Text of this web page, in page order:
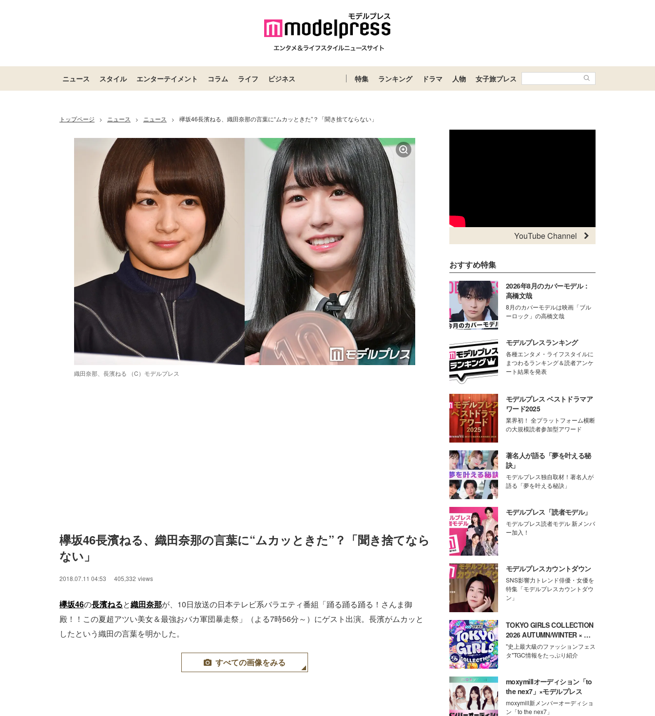
ニュース スタイル エンターテイメント コラム ライフ ビジネス 特集 ランキング ドラマ 人物 女子旅プレス
トップページ > ニュース > ニュース > 欅坂46長濱ねる、織田奈那の言葉に“ムカッときた”？「聞き捨てならない」
織田奈那、長濱ねる （C）モデルプレス
欅坂46長濱ねる、織田奈那の言葉に“ムカッときた”？「聞き捨てなら
ない」
2018.07.11 04:53 405,332 views
欅坂46の長濱ねると織田奈那が、10日放送の日本テレビ系バラエティ番組「踊る踊る踊る！さんま御
殿！！この夏超アツい美女＆最強おバカ軍団暴走祭」（よる7時56分～）にゲスト出演。長濱がムカッと
したという織田の言葉を明かした。
すべての画像をみる
YouTube Channel
おすすめ特集
2026年8月のカバーモデル：
高橋文哉
8月のカバーモデルは映画「ブル
ーロック」の高橋文哉
モデルプレスランキング
各種エンタメ・ライフスタイルに
まつわるランキング＆読者アンケ
ート結果を発表
モデルプレス ベストドラマア
ワード2025
業界初！ 全プラットフォーム横断
の大規模読者参加型アワード
著名人が語る「夢を叶える秘
訣」
モデルプレス独自取材！著名人が
語る「夢を叶える秘訣」
モデルプレス「読者モデル」
モデルプレス読者モデル 新メンバ
ー加入！
モデルプレスカウントダウン
SNS影響力トレンド俳優・女優を
特集「モデルプレスカウントダウ
ン」
TOKYO GIRLS COLLECTION
2026 AUTUMN/WINTER × モ
デルプレス
"史上最大級のファッションフェス
タ"TGC情報をたっぷり紹介
moxymillオーディション「to
the nex7」×モデルプレス
moxymill新メンバーオーディショ
ン「to the nex7」